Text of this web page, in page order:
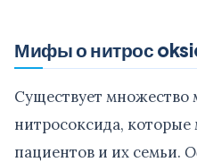
Мифы о нитрос
Существует множество
нитросоксида, которые
пациентов и их семьи.